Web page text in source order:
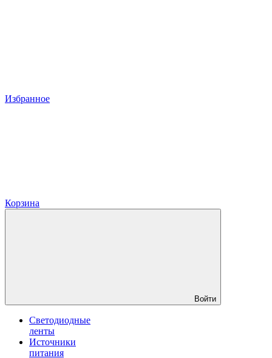
Избранное
Корзина
Войти
Светодиодные
ленты
Источники
питания